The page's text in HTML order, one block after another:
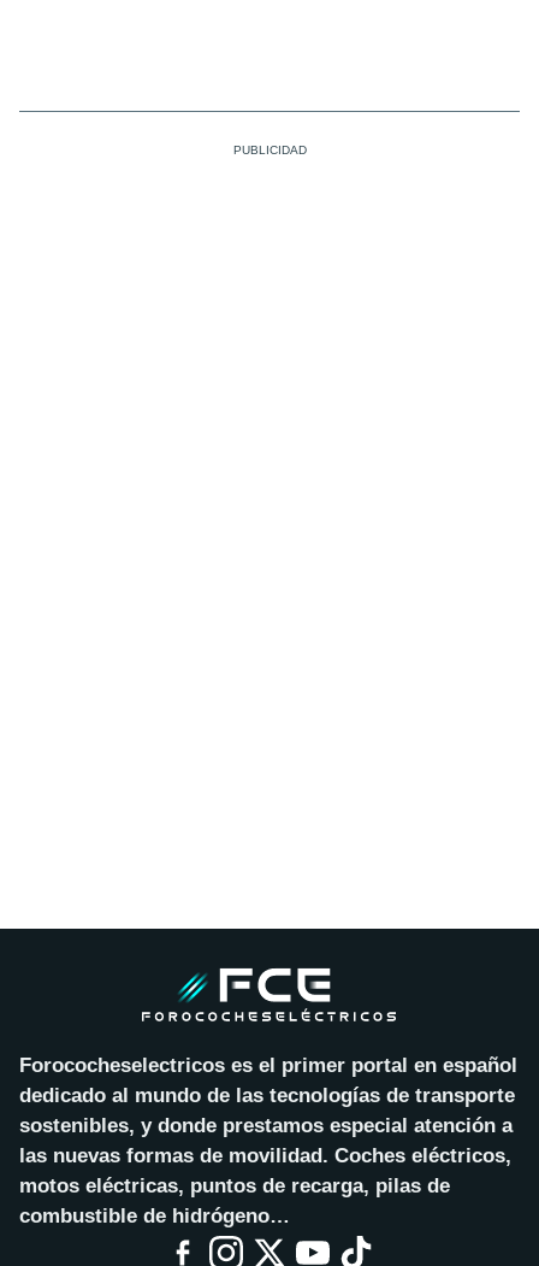
Forococheselectricos es el primer portal en español
dedicado al mundo de las tecnologías de transporte
sostenibles, y donde prestamos especial atención a
las nuevas formas de movilidad. Coches eléctricos,
motos eléctricas, puntos de recarga, pilas de
combustible de hidrógeno…